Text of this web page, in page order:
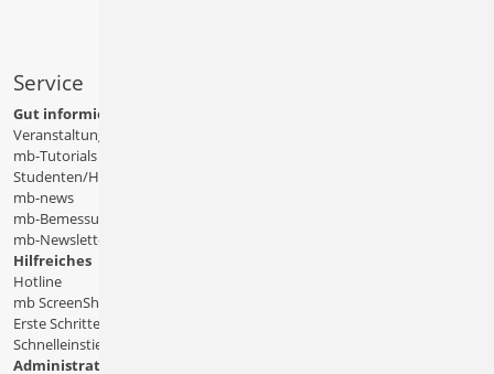
Service
Gut informiert
Veranstaltungen
mb-Tutorials
Studenten/Hochschule
mb-news
mb-Bemessungstafeln
mb-Newsletter
Hilfreiches
Hotline
mb ScreenShare
Erste Schritte
Schnelleinstiege & Doku
Administratives